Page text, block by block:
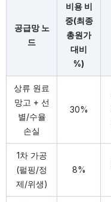
공급망 노
드
비용 비
중(최종
총원가
대비
%)
상류 원료
망고 + 선
별/수율
손실
30%
1차 가공
(펄핑/정
제/위생)
8%